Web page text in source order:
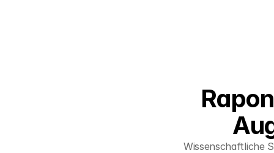
Wissenschaftliche